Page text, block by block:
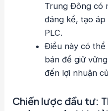
Trung Đông có
đáng kể, tạo áp
PLC.
Điều này có thể
bán để giữ
đến lợi nhuận
Chiến lược đầu tư: